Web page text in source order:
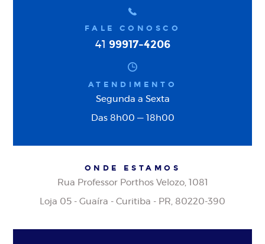
FALE CONOSCO
41 99917-4206
ATENDIMENTO
Segunda a Sexta
Das 8h00 — 18h00
ONDE ESTAMOS
Rua Professor Porthos Velozo, 1081
Loja 05 - Guaíra - Curitiba - PR, 80220-390